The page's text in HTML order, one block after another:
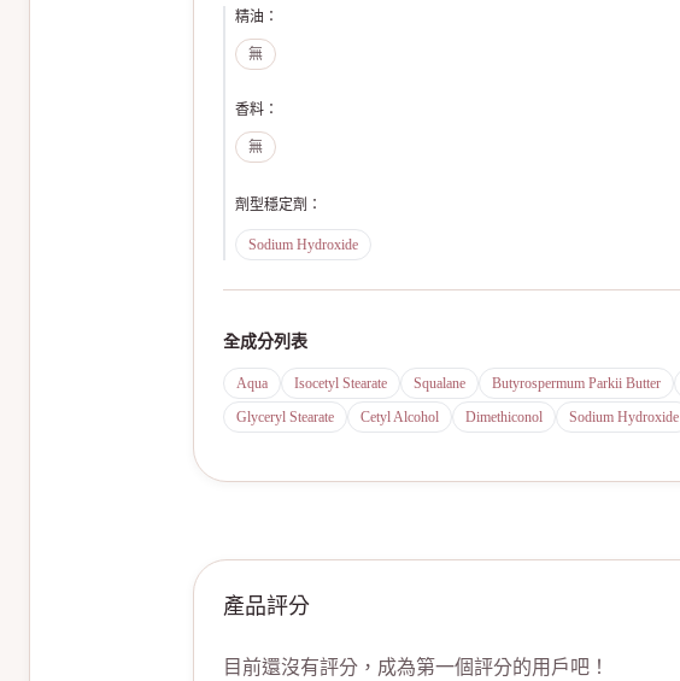
精油 ：
無
香料 ：
無
劑型穩定劑 ：
Sodium Hydroxide
全成分列表
Aqua Isocetyl Stearate Squalane Butyrospermum Parkii Butter
Glyceryl Stearate
Cetyl Alcohol Dimethiconol Sodium Hydroxide
產品評分
目前還沒有評分，成為第一個評分的用戶吧！